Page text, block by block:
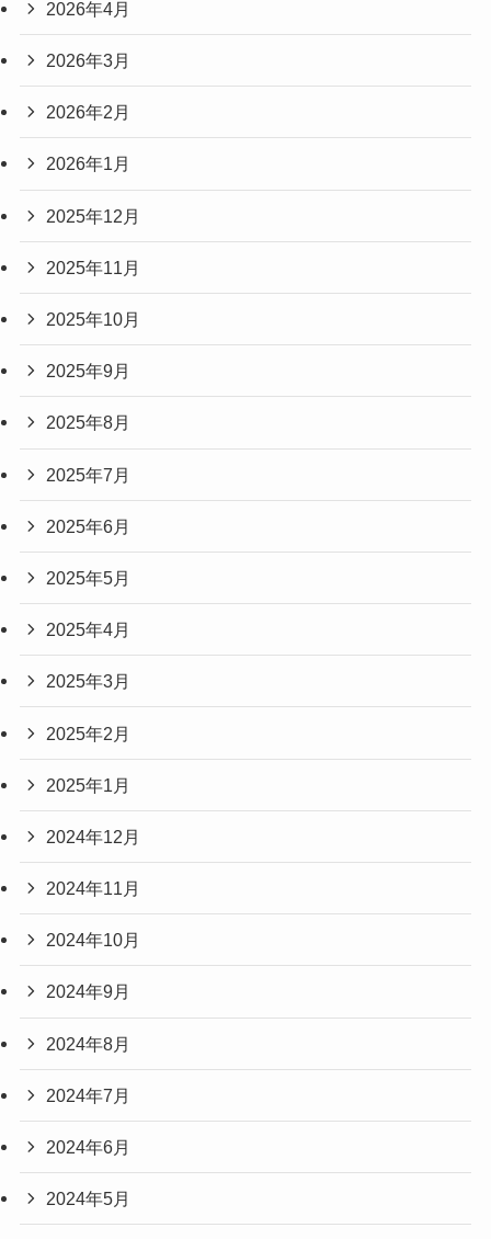
2026年4月
2026年3月
2026年2月
2026年1月
2025年12月
2025年11月
2025年10月
2025年9月
2025年8月
2025年7月
2025年6月
2025年5月
2025年4月
2025年3月
2025年2月
2025年1月
2024年12月
2024年11月
2024年10月
2024年9月
2024年8月
2024年7月
2024年6月
2024年5月